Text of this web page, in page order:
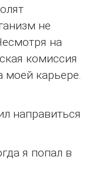
не
на
комиссия
моей карьере.
направиться
я попал в